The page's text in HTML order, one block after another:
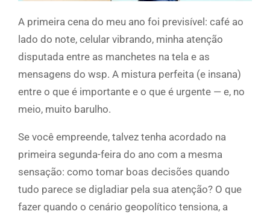
A primeira cena do meu ano foi previsível: café ao
lado do note, celular vibrando, minha atenção
disputada entre as manchetes na tela e as
mensagens do wsp. A mistura perfeita (e insana)
entre o que é importante e o que é urgente — e, no
meio, muito barulho.
Se você empreende, talvez tenha acordado na
primeira segunda-feira do ano com a mesma
sensação: como tomar boas decisões quando
tudo parece se digladiar pela sua atenção? O que
fazer quando o cenário geopolítico tensiona, a